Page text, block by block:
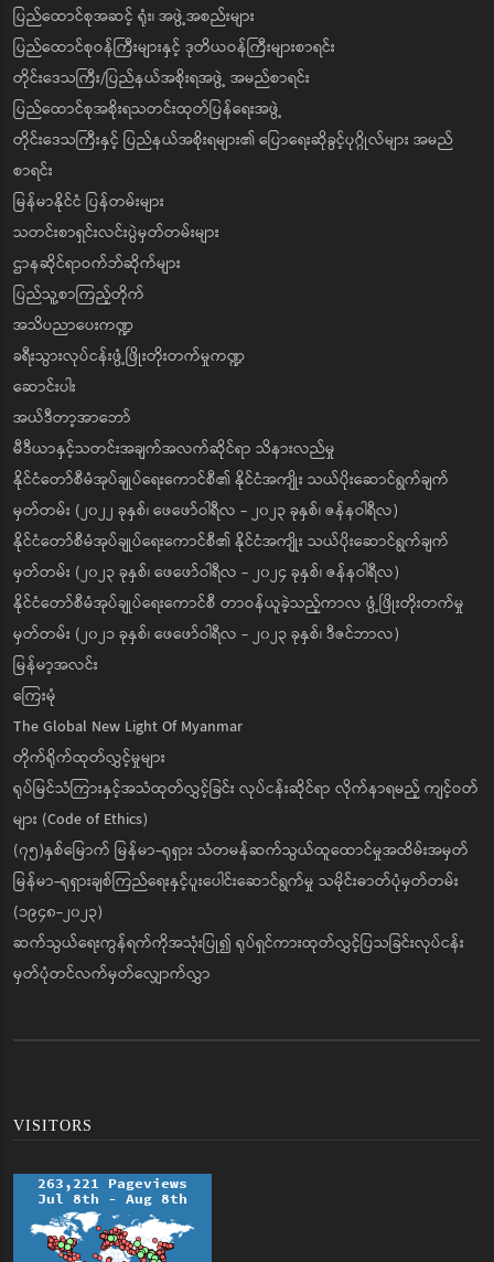
ပြည်ထောင်စုအဆင့် ရုံး၊ အဖွဲ့အစည်းများ
ပြည်ထောင်စုဝန်ကြီးများနှင့် ဒုတိယဝန်ကြီးများစာရင်း
တိုင်းဒေသကြီး/ပြည်နယ်အစိုးရအဖွဲ့ အမည်စာရင်း
ပြည်ထောင်စုအစိုးရသတင်းထုတ်ပြန်ရေးအဖွဲ့
တိုင်းဒေသကြီးနှင့် ပြည်နယ်အစိုးရများ၏ ပြောရေးဆိုခွင့်ပုဂ္ဂိုလ်များ အမည်
စာရင်း
မြန်မာနိုင်ငံ ပြန်တမ်းများ
သတင်းစာရှင်းလင်းပွဲမှတ်တမ်းများ
ဌာနဆိုင်ရာဝက်ဘ်ဆိုက်များ
ပြည်သူ့စာကြည့်တိုက်
အသိပညာပေးကဏ္ဍ
ခရီးသွားလုပ်ငန်းဖွံ့ဖြိုးတိုးတက်မှုကဏ္ဍ
ဆောင်းပါး
အယ်ဒီတာ့အာဘော်
မီဒီယာနှင့်သတင်းအချက်အလက်ဆိုင်ရာ သိနားလည်မှု
နိုင်ငံတော်စီမံအုပ်ချုပ်ရေးကောင်စီ၏ နိုင်ငံအကျိုး သယ်ပိုးဆောင်ရွက်ချက်
မှတ်တမ်း (၂၀၂၂ ခုနှစ်၊ ဖေဖော်ဝါရီလ - ၂၀၂၃ ခုနှစ်၊ ဇန်နဝါရီလ)
နိုင်ငံတော်စီမံအုပ်ချုပ်ရေးကောင်စီ၏ နိုင်ငံအကျိုး သယ်ပိုးဆောင်ရွက်ချက်
မှတ်တမ်း (၂၀၂၃ ခုနှစ်၊ ဖေဖော်ဝါရီလ - ၂၀၂၄ ခုနှစ်၊ ဇန်နဝါရီလ)
နိုင်ငံတော်စီမံအုပ်ချုပ်ရေးကောင်စီ တာဝန်ယူခဲ့သည့်ကာလ ဖွံ့ဖြိုးတိုးတက်မှု
မှတ်တမ်း (၂၀၂၁ ခုနှစ်၊ ဖေဖော်ဝါရီလ - ၂၀၂၃ ခုနှစ်၊ ဒီဇင်ဘာလ)
မြန်မာ့အလင်း
ကြေးမုံ
The Global New Light Of Myanmar
တိုက်ရိုက်ထုတ်လွှင့်မှုများ
ရုပ်မြင်သံကြားနှင့်အသံထုတ်လွှင့်ခြင်း လုပ်ငန်းဆိုင်ရာ လိုက်နာရမည့် ကျင့်ဝတ်
များ (Code of Ethics)
(၇၅)နှစ်မြောက် မြန်မာ-ရုရှား သံတမန်ဆက်သွယ်ထူထောင်မှုအထိမ်းအမှတ်
မြန်မာ-ရုရှားချစ်ကြည်ရေးနှင့်ပူးပေါင်းဆောင်ရွက်မှု သမိုင်းဓာတ်ပုံမှတ်တမ်း
(၁၉၄၈-၂၀၂၃)
ဆက်သွယ်ရေးကွန်ရက်ကိုအသုံးပြု၍ ရုပ်ရှင်ကားထုတ်လွှင့်ပြသခြင်းလုပ်ငန်း
မှတ်ပုံတင်လက်မှတ်လျှောက်လွှာ
VISITORS